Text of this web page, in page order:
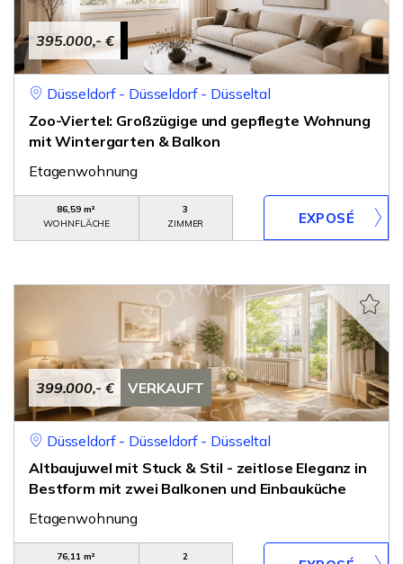
395.000,- €
Düsseldorf - Düsseldorf - Düsseltal
Zoo-Viertel: Großzügige und gepflegte Wohnung
mit Wintergarten & Balkon
Etagenwohnung
86,59 m²
WOHNFLÄCHE
3
ZIMMER
399.000,- € VERKAUFT
Düsseldorf - Düsseldorf - Düsseltal
Altbaujuwel mit Stuck & Stil - zeitlose Eleganz in
Bestform mit zwei Balkonen und Einbauküche
Etagenwohnung
76,11 m²
2